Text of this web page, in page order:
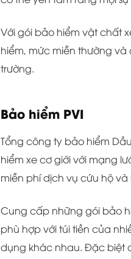
Với gói bảo hiểm vật chất
hiểm, mức miễn thường
trường.
Bảo hiểm PVI
Tổng công ty bảo hiểm
hiểm xe cơ giới với mạng
miễn phí dịch vụ cứu hộ và
Cung cấp những gói bảo
phù hợp với túi tiền của
dụng khác nhau. Đặc biệt